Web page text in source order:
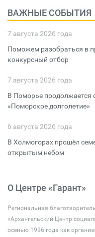
ВАЖНЫЕ СОБЫТИЯ
7 августа 2026 года
Поможем разобраться в
конкурсный отбор
7 августа 2026 года
В Поморье продолжается
«Поморское долголетие»
6 августа 2026 года
В Холмогорах прошёл
открытым небом
О Центре «Гарант»
Региональная
«Архангельский Центр
осенью 1996 года как